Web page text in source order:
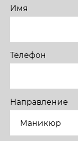
Имя
Телефон
Направление